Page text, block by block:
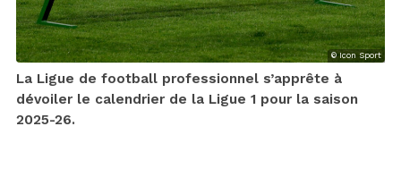
© Icon Sport
La Ligue de football professionnel s’apprête à
dévoiler le calendrier de la Ligue 1 pour la saison
2025-26.